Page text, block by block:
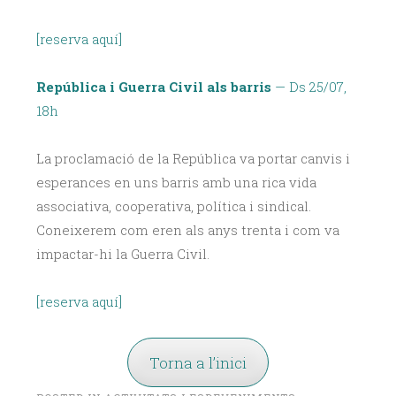
[reserva aquí]
República i Guerra Civil als barris — Ds 25/07,
18h
La proclamació de la República va portar canvis i
esperances en uns barris amb una rica vida
associativa, cooperativa, política i sindical.
Coneixerem com eren als anys trenta i com va
impactar-hi la Guerra Civil.
[reserva aquí]
Torna a l’inici